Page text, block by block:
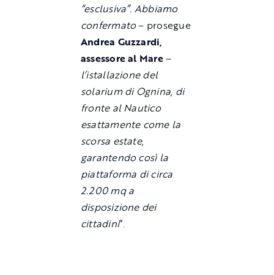
“esclusiva”. Abbiamo
confermato– prosegue
Andrea Guzzardi,
assessore al Mare–
l’istallazione del
solarium di Ognina, di
fronte al Nautico
esattamente come la
scorsa estate,
garantendo così la
piattaforma di circa
2.200 mq a
disposizione dei
cittadini”.